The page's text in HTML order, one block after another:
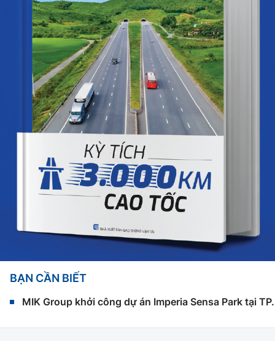
BẠN CẦN BIẾT
MIK Group khởi công dự án Imperia Sensa Park tại